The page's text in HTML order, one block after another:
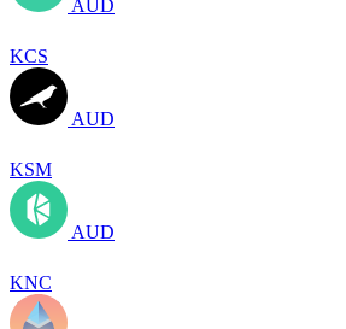
AUD
KCS
AUD
KSM
AUD
KNC